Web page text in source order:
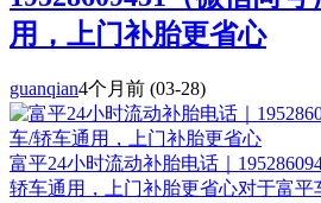
用，上门补胎更省心
guanqian4个月前 (03-28)
富平24小时流动补胎电话｜
轿车通用，上门补胎更省心对于富